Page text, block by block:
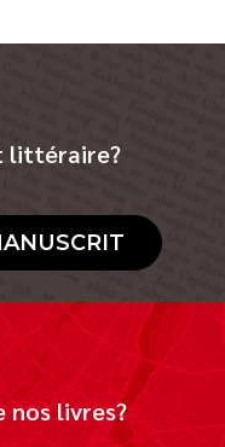
littéraire?
nos livres?